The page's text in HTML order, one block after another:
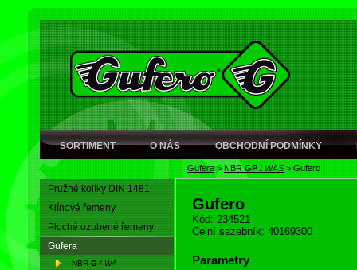
SORTIMENT O NÁS OBCHODNÍ PODMÍNKY
Gufera> NBRGP / WAS > Gufero
Pružné kolíky DIN 1481
Klínové řemeny
Ploché ozubené řemeny
Gufera
NBR G / WA
Gufero
Kód: 234521
Celní sazebník: 40169300
Parametry